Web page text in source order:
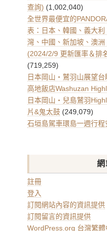
查詢) (1,002,040)
全世界最便宜的
表：日本、韓國、義大
灣、中國、新加坡、澳
(2024/2/9 更新匯率＆排
(719,259)
日本岡山・鷲羽山展望
高地飯店Washuzan
日本岡山・兒島鷲羽
片&鬼太鼓 (249,079)
石垣島駕車環島一週行程
網
註冊
登入
訂閱網站內容的資訊提供
訂閱留言的資訊提供
WordPress.org 台灣繁體